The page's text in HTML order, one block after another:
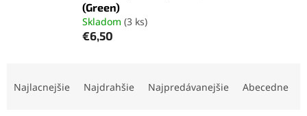
(Green)
Skladom (3 ks)
€6,50
Najlacnejšie Najdrahšie Najpredávanejšie Abecedne